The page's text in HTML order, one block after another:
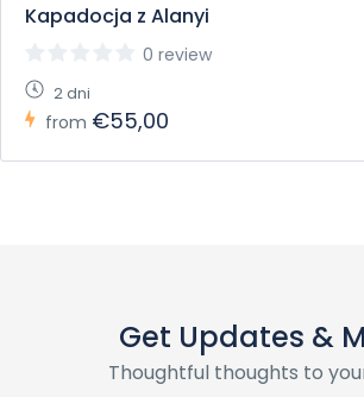
Kapadocja z Alanyi
0 review
2 dni
from €55,00
Get Updates &
Thoughtful thoughts to